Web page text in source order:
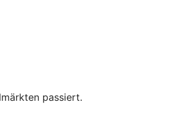
passiert.